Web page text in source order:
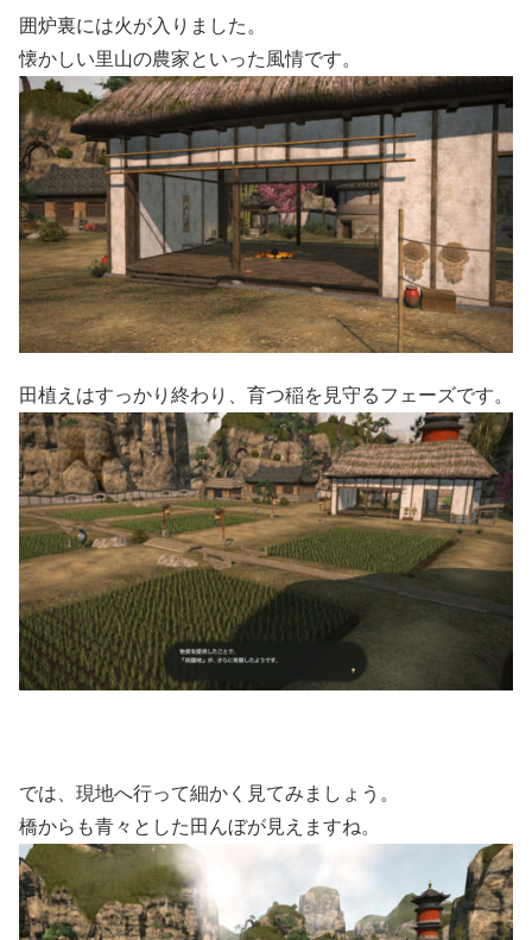
囲炉裏には火が入りました。
懐かしい里山の農家といった風情です。
田植えはすっかり終わり、育つ稲を見守るフェーズです。
では、現地へ行って細かく見てみましょう。
橋からも青々とした田んぼが見えますね。